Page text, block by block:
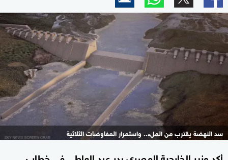
سد النهضة يقترب من الملء.. واستمرار المفاوضات الثلاثية